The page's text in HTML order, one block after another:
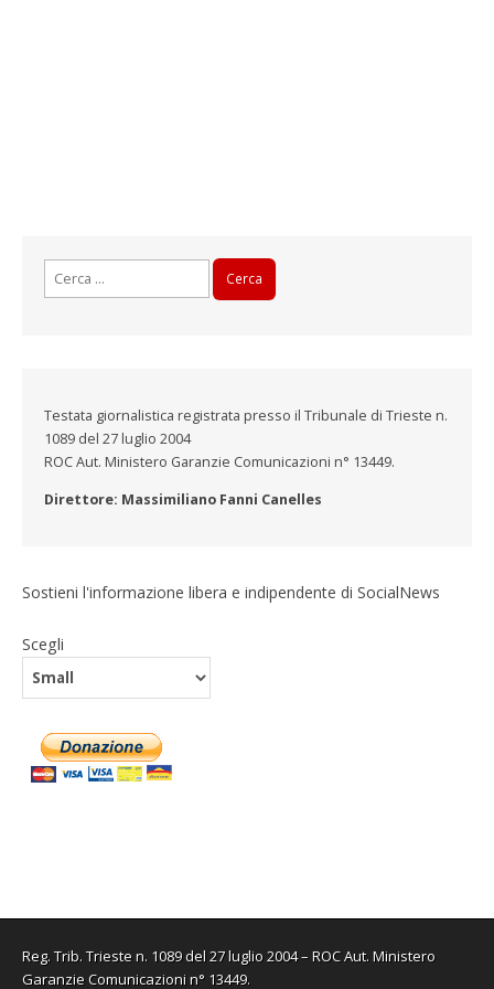
Testata giornalistica registrata presso il Tribunale di Trieste n.
1089 del 27 luglio 2004
ROC Aut. Ministero Garanzie Comunicazioni n° 13449.
Direttore: Massimiliano Fanni Canelles
Sostieni l'informazione libera e indipendente di SocialNews
Scegli
Reg. Trib. Trieste n. 1089 del 27 luglio 2004 – ROC Aut. Ministero
Garanzie Comunicazioni n° 13449.